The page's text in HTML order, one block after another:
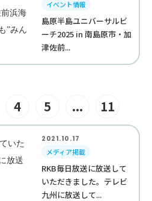
イベント情報
島原半島ユニバーサルビ
ーチ2025 in 南島原市・加
津佐前...
4 5 ... 11
2021.10.17
メディア掲載
RKB毎日放送に放送して
いただきました。テレビ
九州に放送して...